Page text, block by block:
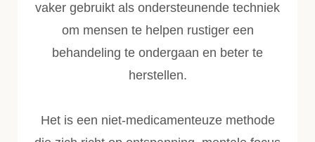
vaker gebruikt als ondersteunende techniek
om mensen te helpen rustiger een
behandeling te ondergaan en beter te
herstellen.
Het is een niet-medicamenteuze methode